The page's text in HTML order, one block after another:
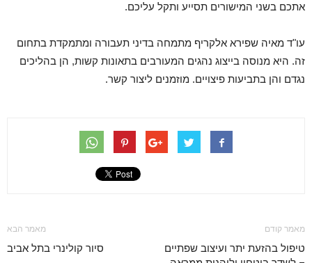
אתכם בשני המישורים תסייע ותקל עליכם.
עו"ד מאיה שפירא אלקריף מתמחה בדיני תעבורה ומתמקדת בתחום
זה. היא מנוסה בייצוג נהגים המעורבים בתאונות קשות, הן בהליכים
נגדם והן בתביעות פיצויים. מוזמנים ליצור קשר.
מאמר קודם
טיפול בהזעת יתר ועיצוב שפתיים
מאמר הבא
סיור קולינרי בתל אביב